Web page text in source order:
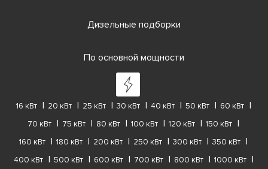
Дизельные подборки
По основной мощности
16 кВт 20 кВт 25 кВт 30 кВт 40 кВт 50 кВт
60 кВт
70 кВт
75 кВт 80 кВт 100 кВт 120 кВт
150 кВт
160 кВт
180 кВт 200 кВт 250 кВт 300 кВт
350 кВт
400 кВт
500 кВт 600 кВт 700 кВт 800 кВт
1000 кВт